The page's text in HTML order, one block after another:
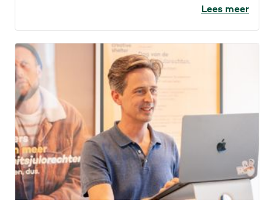
voor IT’ers? Welke opdrachten vallen nu onder
een overzicht.
Lees meer